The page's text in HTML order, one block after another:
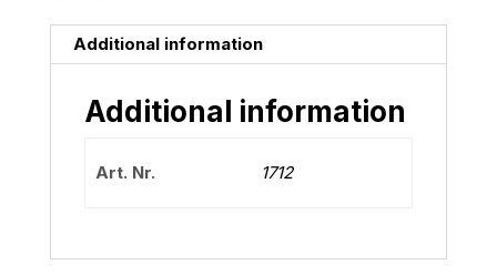
Additional information
Additional information
Art. Nr. 1712